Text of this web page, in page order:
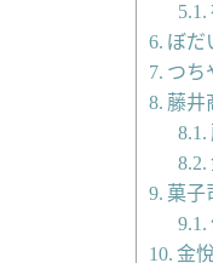
ぼだ
つち
藤井
菓子
金